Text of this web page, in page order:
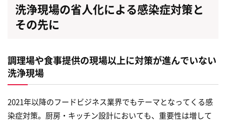
洗浄現場の省人化による感染症対策と
その先に
調理場や食事提供の現場以上に対策が進んでいない
洗浄現場
2021年以降のフードビジネス業界でもテーマとなってくる感
染症対策。厨房・キッチン設計においても、重要性は増して